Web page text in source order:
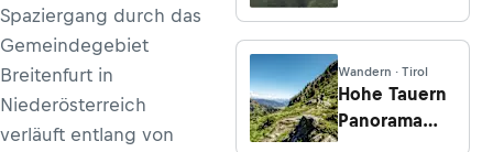
Spaziergang durch das
Gemeindegebiet
Breitenfurt in
Niederösterreich
verläuft entlang von
von Seckau
Wandern · Tirol
Hohe Tauern
Panorama